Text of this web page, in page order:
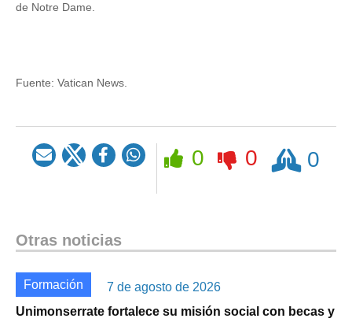
de Notre Dame.
Fuente: Vatican News.
0 0
Rezar 0
Otras noticias
Formación
7 de agosto de 2026
Unimonserrate fortalece su misión social con becas y